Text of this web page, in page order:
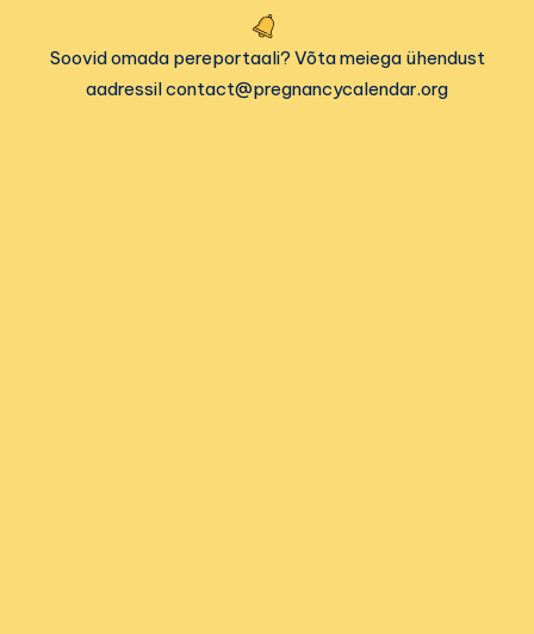
Soovid omada pereportaali? Võta meiega ühendust
aadressil contact@pregnancycalendar.org